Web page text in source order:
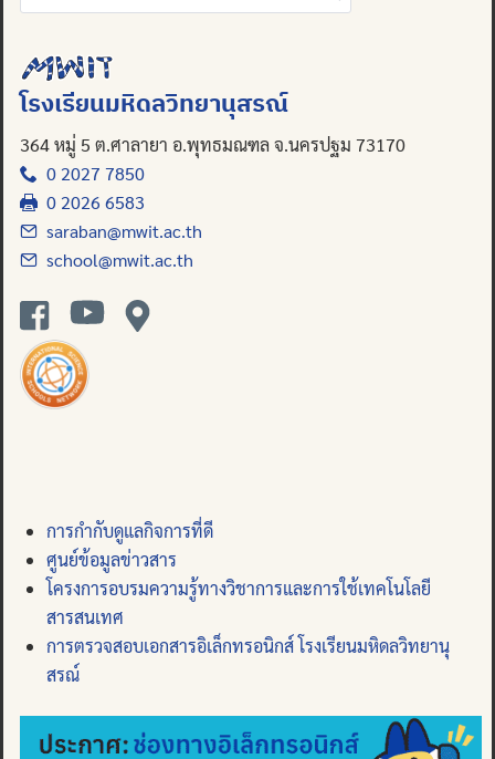
for:
โรงเรียนมหิดลวิทยานุสรณ์
364 หมู่ 5 ต.ศาลายา อ.พุทธมณฑล จ.นครปฐม 73170
0 2027 7850
0 2026 6583
saraban@mwit.ac.th
school@mwit.ac.th
การกำกับดูแลกิจการที่ดี
ศูนย์ข้อมูลข่าวสาร
โครงการอบรมความรู้ทางวิชาการและการใช้เทคโนโลยี
สารสนเทศ
การตรวจสอบเอกสารอิเล็กทรอนิกส์ โรงเรียนมหิดลวิทยานุ
สรณ์